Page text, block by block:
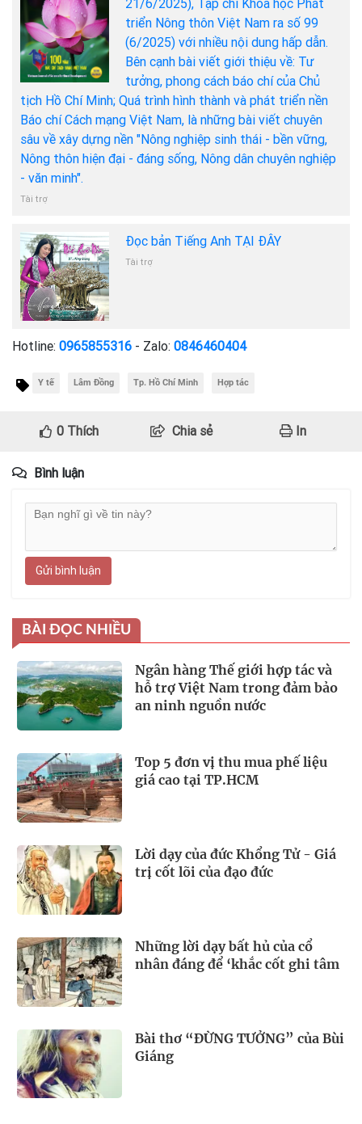
21/6/2025), Tạp chí Khoa học Phát
triển Nông thôn Việt Nam ra số 99
(6/2025) với nhiều nội dung hấp dẫn.
Bên cạnh bài viết giới thiệu về: Tư
tưởng, phong cách báo chí của Chủ
tịch Hồ Chí Minh; Quá trình hình thành và phát triển nền
Báo chí Cách mạng Việt Nam, là những bài viết chuyên
sâu về xây dựng nền "Nông nghiệp sinh thái - bền vững,
Nông thôn hiện đại - đáng sống, Nông dân chuyên nghiệp
- văn minh".
Tài trợ
Đọc bản Tiếng Anh TẠI ĐÂY
Tài trợ
Hotline: 0965855316 - Zalo: 0846460404
Y tế Lâm Đồng Tp. Hồ Chí Minh Hợp tác
0Thích Chia sẻ In
Bình luận
Gửi bình luận
BÀI ĐỌC NHIỀU
Ngân hàng Thế giới hợp tác và
hỗ trợ Việt Nam trong đảm bảo
an ninh nguồn nước
Top 5 đơn vị thu mua phế liệu
giá cao tại TP.HCM
Lời dạy của đức Khổng Tử - Giá
trị cốt lõi của đạo đức
Những lời dạy bất hủ của cổ
nhân đáng để ‘khắc cốt ghi tâm
Bài thơ “ĐỪNG TƯỞNG” của Bùi
Giáng